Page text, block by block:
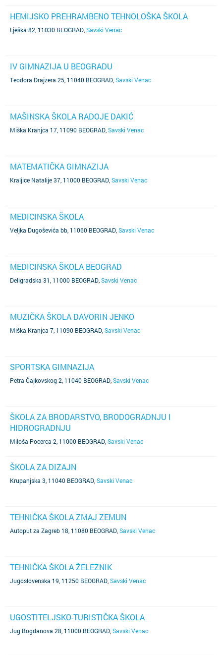
HEMIJSKO PREHRAMBENO TEHNOLOŠKA ŠKOLA
Lješka 82, 11030 BEOGRAD Savski Venac
IV GIMNAZIJA U BEOGRADU
Teodora Drajzera 25, 11040 BEOGRAD Savski Venac
MAŠINSKA ŠKOLA RADOJE DAKIĆ
Miška Kranjca 17, 11090 BEOGRAD Savski Venac
MATEMATIČKA GIMNAZIJA
Kraljice Natalije 37, 11000 BEOGRAD Savski Venac
MEDICINSKA ŠKOLA
Veljka Dugoševića bb, 11060 BEOGRAD Savski Venac
MEDICINSKA ŠKOLA BEOGRAD
Deligradska 31, 11000 BEOGRAD Savski Venac
MUZIČKA ŠKOLA DAVORIN JENKO
Miška Kranjca 7, 11090 BEOGRAD Savski Venac
SPORTSKA GIMNAZIJA
Petra Čajkovskog 2, 11040 BEOGRAD Savski Venac
ŠKOLA ZA BRODARSTVO, BRODOGRADNJU I
HIDROGRADNJU
Miloša Pocerca 2, 11000 BEOGRAD Savski Venac
ŠKOLA ZA DIZAJN
Krupanjska 3, 11040 BEOGRAD Savski Venac
TEHNIČKA ŠKOLA ZMAJ ZEMUN
Autoput za Zagreb 18, 11080 BEOGRAD Savski Venac
TEHNIČKA ŠKOLA ŽELEZNIK
Jugoslovenska 19, 11250 BEOGRAD Savski Venac
UGOSTITELJSKO-TURISTIČKA ŠKOLA
Jug Bogdanova 28, 11000 BEOGRAD Savski Venac